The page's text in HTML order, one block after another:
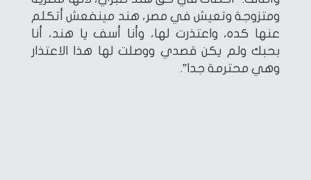
ومتزوجة وتعيش في مصر، هند مينفعش أتكلم
عنها كده، واعتذرت لها، وأنا أسف يا هند، أنا
بحبك ولم يكن قصدي ووصلت لها هذا الاعتذار
وهي محترمة جدا”.